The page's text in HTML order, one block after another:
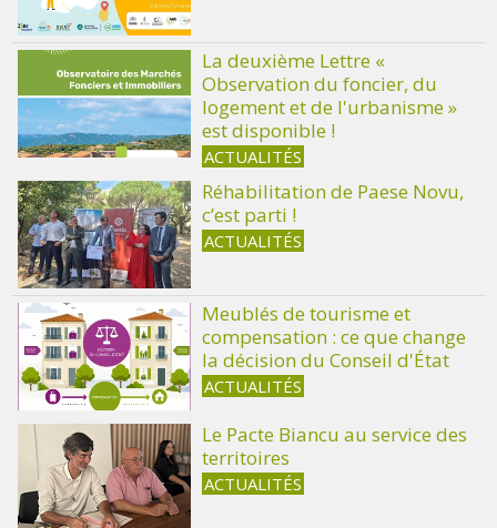
La deuxième Lettre «
Observation du foncier, du
logement et de l'urbanisme »
est disponible !
ACTUALITÉS
Réhabilitation de Paese Novu,
c’est parti !
ACTUALITÉS
Meublés de tourisme et
compensation : ce que change
la décision du Conseil d'État
ACTUALITÉS
Le Pacte Biancu au service des
territoires
ACTUALITÉS